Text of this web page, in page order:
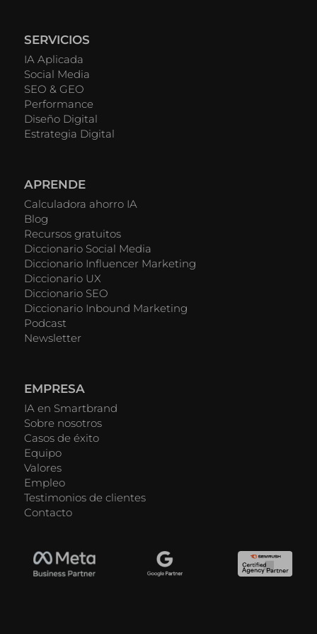
SERVICIOS
IA Aplicada
Social Media
SEO & GEO
Performance
Diseño Digital
Estrategia Digital
APRENDE
Calculadora ahorro IA
Blog
Recursos gratuitos
Diccionario Social Media
Diccionario Influencer Marketing
Diccionario UX
Diccionario SEO
Diccionario Inbound Marketing
Podcast
Newsletter
EMPRESA
IA en Smartbrand
Sobre nosotros
Casos de éxito
Equipo
Valores
Empleo
Testimonios de clientes
Contacto